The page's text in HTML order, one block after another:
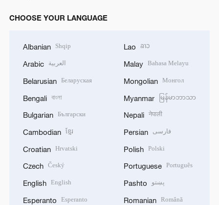
CHOOSE YOUR LANGUAGE
Albanian Shqip
Arabic العربية
Belarusian Беларуская
Bengali বাংলা
Bulgarian Български
Cambodian ខ្មែរ
Croatian Hrvatski
Czech Český
English English
Esperanto Esperanto
Lao ລາວ
Malay Bahasa Melayu
Mongolian Монгол
Myanmar မြန်မာဘာသာ
Nepali नेपाली
Persian فارسی
Polish Polski
Portuguese Português
Pashto پښتو
Romanian Română